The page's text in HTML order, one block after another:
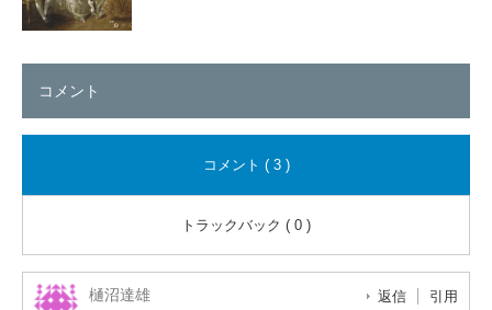
コメント
コメント ( 3 )
トラックバック ( 0 )
樋沼達雄 返信 引用